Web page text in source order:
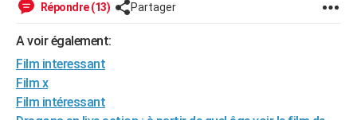
Forum
Aménagement intérieur
Extérieur
Cuisine
Salle de bains
Jardinage
Rangement
WEEK-END
Guides de France
Escapades
Patrimoine
Expositions
Musées
Week-end nature
+LIFESTYLE
Art de vivre
Bien-être
Loisirs
Mode
Modes de vie
SANTE
Alimentation
Guide de la santé
Maladies
Médicaments
Sommeil
VOYAGE
Répondre (13) Partager
A voir également:
Film interessant
Film x
Film intéressant